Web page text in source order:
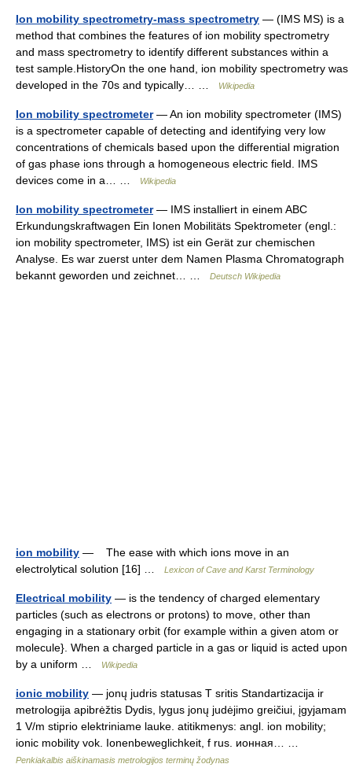
Ion mobility spectrometry-mass spectrometry — (IMS MS) is a
method that combines the features of ion mobility spectrometry
and mass spectrometry to identify different substances within a
test sample.HistoryOn the one hand, ion mobility spectrometry was
developed in the 70s and typically… …
Wikipedia
Ion mobility spectrometer— An ion mobility spectrometer (IMS)
is a spectrometer capable of detecting and identifying very low
concentrations of chemicals based upon the differential migration
of gas phase ions through a homogeneous electric field. IMS
devices come in a… …
Wikipedia
Ion mobility spectrometer— IMS installiert in einem ABC
Erkundungskraftwagen Ein Ionen Mobilitäts Spektrometer (engl.:
ion mobility spectrometer, IMS) ist ein Gerät zur chemischen
Analyse. Es war zuerst unter dem Namen Plasma Chromatograph
bekannt geworden und zeichnet… …
Deutsch Wikipedia
ion mobility — The ease with which ions move in an
electrolytical solution [16] …
Lexicon of Cave and Karst Terminology
Electrical mobility — is the tendency of charged elementary
particles (such as electrons or protons) to move, other than
engaging in a stationary orbit (for example within a given atom or
molecule}. When a charged particle in a gas or liquid is acted upon
by a uniform …
Wikipedia
ionic mobility — jonų judris statusas T sritis Standartizacija ir
metrologija apibrėžtis Dydis, lygus jonų judėjimo greičiui, įgyjamam
1 V/m stiprio elektriniame lauke. atitikmenys: angl. ion mobility;
ionic mobility vok. Ionenbeweglichkeit, f rus. ионная… …
Penkiakalbis aiškinamasis metrologijos terminų žodynas